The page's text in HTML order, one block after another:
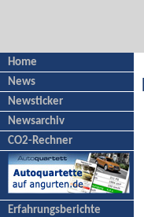
Home
News
Newsticker
Newsarchiv
CO2-Rechner
Erfahrungsberichte